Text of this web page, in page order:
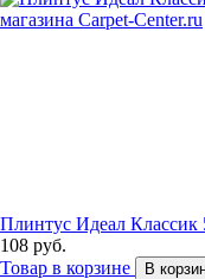
Плинтус Идеал Классик
108 руб.
Товар в корзине
В